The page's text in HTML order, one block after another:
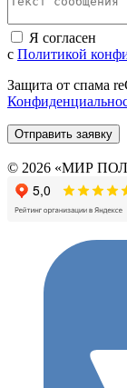
Я согласен
с Политикой
Защита от спама
Отправить заявку
© 2026 «МИР